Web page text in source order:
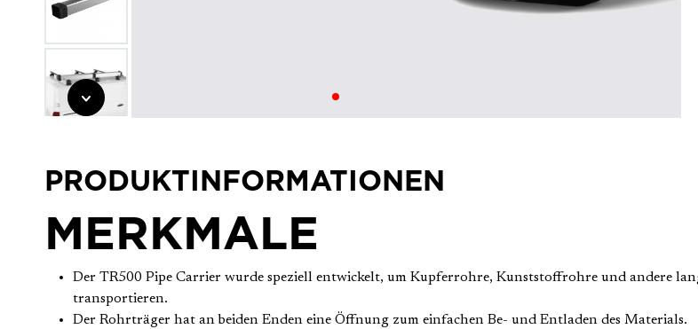
PRODUKTINFORMATIONEN
MERKMALE
Der TR500 Pipe Carrier wurde speziell entwickelt, um Kupferrohre, Kunststoffrohre und andere
transportieren.
Der Rohrträger hat an beiden Enden eine Öffnung zum einfachen Be- und Entladen des Materials.